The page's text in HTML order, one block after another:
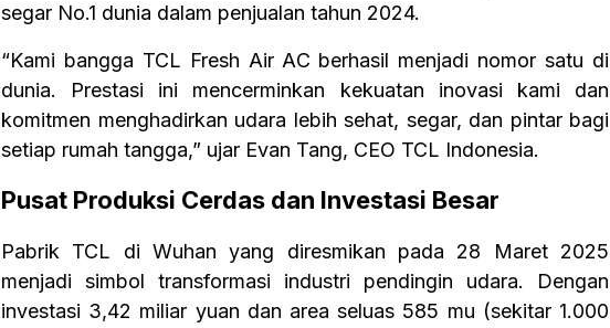
segar No.1 dunia dalam penjualan tahun 2024.
“Kami bangga TCL Fresh Air AC berhasil menjadi nomor satu di
dunia. Prestasi ini mencerminkan kekuatan inovasi kami dan
komitmen menghadirkan udara lebih sehat, segar, dan pintar bagi
setiap rumah tangga,” ujar Evan Tang, CEO TCL Indonesia.
Pusat Produksi Cerdas dan Investasi Besar
Pabrik TCL di Wuhan yang diresmikan pada 28 Maret 2025
menjadi simbol transformasi industri pendingin udara. Dengan
investasi 3,42 miliar yuan dan area seluas 585 mu (sekitar 1.000